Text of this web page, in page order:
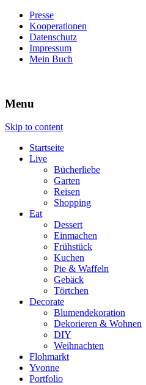
Presse
Kooperationen
Datenschutz
Impressum
Mein Buch
Villa König
Menu
Skip to content
Startseite
Live
Bücherliebe
Garten
Reisen
Shopping
Eat
Dessert
Einmachen
Frühstück
Kuchen
Pie & Waffeln
Gebäck
Törtchen
Decorate
Blumendekoration
Dekorieren & Wohnen
DIY
Weihnachten
Flohmarkt
Yvonne
Portfolio